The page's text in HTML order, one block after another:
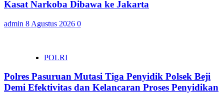
Kasat Narkoba Dibawa ke Jakarta
admin 8 Agustus 2026 0
POLRI
Polres Pasuruan Mutasi Tiga Penyidik Polsek Beji
Demi Efektivitas dan Kelancaran Proses Penyidikan